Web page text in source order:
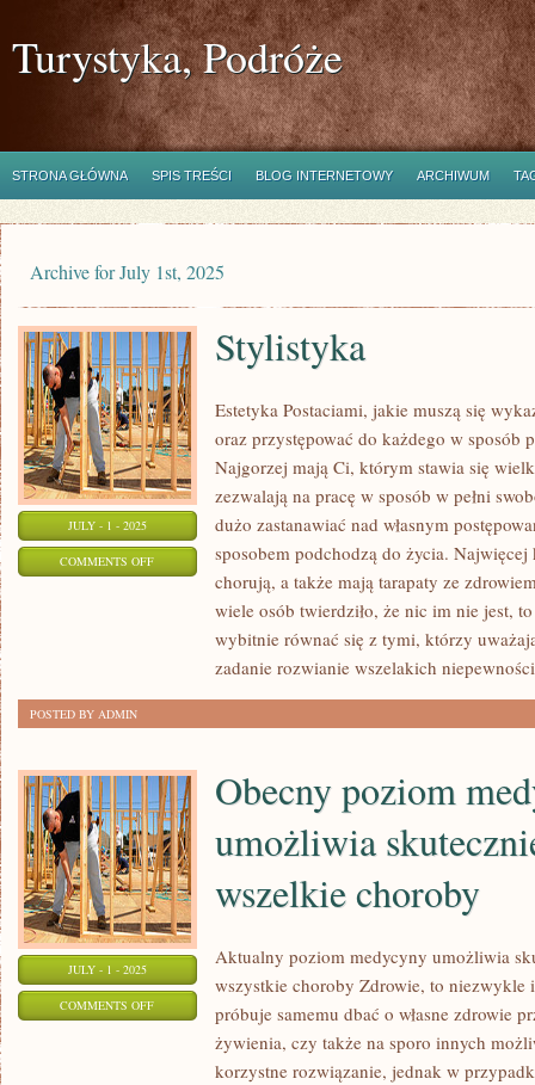
Turystyka, Podróże
STRONA GŁÓWNA SPIS TREŚCI BLOG INTERNETOWY ARCHIWUM
Archive for July 1st, 2025
JULY - 1 - 2025
COMMENTS OFFON
STYLISTYKA
Stylistyka
Estetyka Postaciami, jakie muszą się
oraz przystępować do każdego w sposób
Najgorzej mają Ci, którym stawia się
zezwalają na pracę w sposób w pełni
dużo zastanawiać nad własnym
sposobem podchodzą do życia.
chorują, a także mają tarapaty ze
wiele osób twierdziło, że nic im nie jest,
wybitnie równać się z tymi, którzy
zadanie rozwianie wszelakich
POSTED BY ADMIN
JULY - 1 - 2025
COMMENTS OFFON
Obecny poziom
umożliwia
wszelkie choroby
Aktualny poziom medycyny umożliwia
wszystkie choroby Zdrowie, to niezwykle
próbuje samemu dbać o własne zdrowie
żywienia, czy także na sporo innych
korzystne rozwiązanie, jednak w